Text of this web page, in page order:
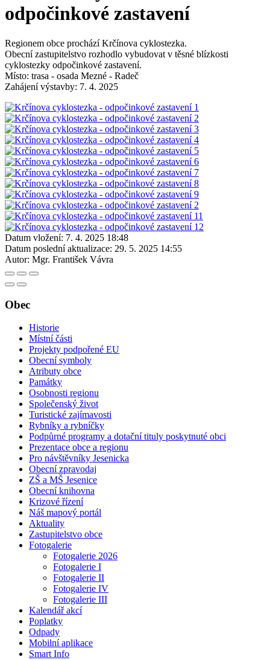
odpočinkové zastavení
Regionem obce prochází Krčínova cyklostezka.
Obecní zastupitelstvo rozhodlo vybudovat v těsné blízkosti
cyklostezky odpočinkové zastavení.
Místo: trasa - osada Mezné - Radeč
Zahájení výstavby: 7. 4. 2025
Datum vložení: 7. 4. 2025 18:48
Datum poslední aktualizace: 29. 5. 2025 14:55
Autor: Mgr. František Vávra
Obec
Historie
Místní části
Projekty podpořené EU
Obecní symboly
Atributy obce
Památky
Osobnosti regionu
Společenský život
Turistické zajímavosti
Rybníky a rybníčky
Podpůrné programy a dotační tituly poskytnuté obci
Prezentace obce a regionu
Pro návštěvníky Jesenicka
Obecní zpravodaj
ZŠ a MŠ Jesenice
Obecní knihovna
Krizové řízení
Náš mapový portál
Aktuality
Zastupitelstvo obce
Fotogalerie
Fotogalerie 2026
Fotogalerie I
Fotogalerie II
Fotogalerie IV
Fotogalerie III
Kalendář akcí
Poplatky
Odpady
Mobilní aplikace
Smart Info